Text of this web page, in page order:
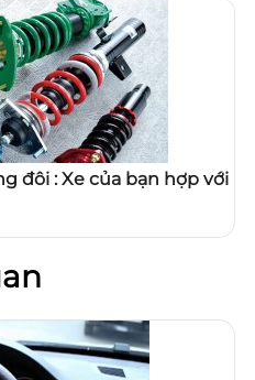
đôi : Xe của bạn hợp với